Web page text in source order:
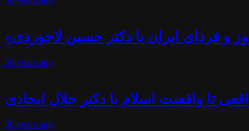
و فردای ایران با دکتر حسین لاجوردی
56 years ago
تا واقعیت اسلام با دکتر جلال ایجادی
56 years ago